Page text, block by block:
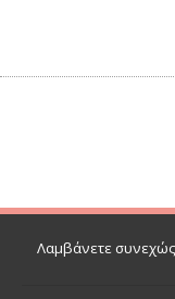
Λαμβάνετε συνεχώς